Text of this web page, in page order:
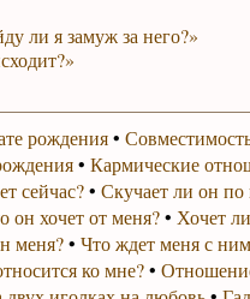
ли я замуж за него?»
рождения•
• Кармические
сейчас?• Скучает ли он по
он хочет от меня?• Хочет
меня?• Что ждет меня с
ко мне?•